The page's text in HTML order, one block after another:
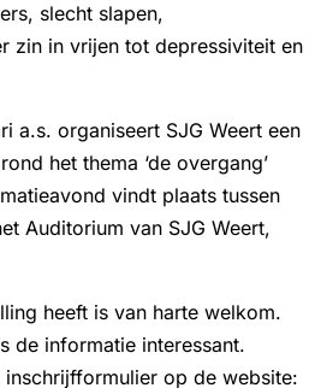
slecht slapen,
zin in vrijen tot depressiviteit en
a.s. organiseert SJG Weert een
het thema ‘de overgang’
vindt plaats tussen
Auditorium van SJG Weert,
heeft is van harte welkom.
de informatie interessant.
inschrijfformulier op de website: